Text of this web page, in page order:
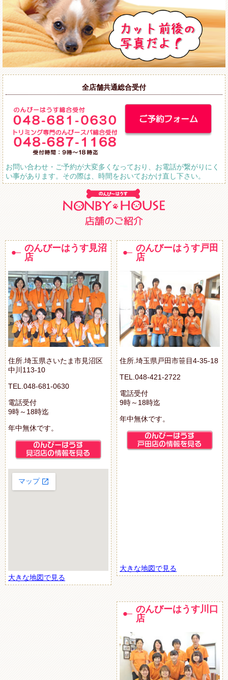
全店舗共通総合受付
お問い合わせ・ご予約が大変多くなっており、お電話が繋がりにく
い事があります。その際は、時間をおいておかけ直し下さい。
のんびーはうす見沼
店
住所.埼玉県さいたま市見沼区
中川113-10
TEL.048-681-0630
電話受付
9時～18時迄
年中無休です。
大きな地図で見る
のんびーはうす戸田
店
住所.埼玉県戸田市笹目4-35-18
TEL.048-421-2722
電話受付
9時～18時迄
年中無休です。
大きな地図で見る
のんびーはうす川口
店